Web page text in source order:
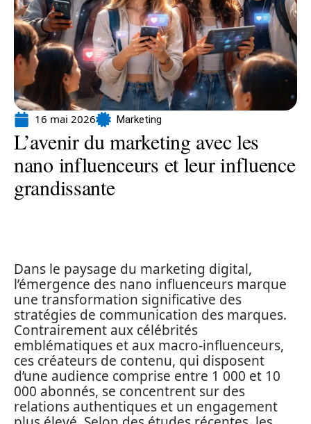
16 mai 2026 Marketing
L’avenir du marketing avec les
nano influenceurs et leur influence
grandissante
Dans le paysage du marketing digital,
l’émergence des nano influenceurs marque
une transformation significative des
stratégies de communication des marques.
Contrairement aux célébrités
emblématiques et aux macro-influenceurs,
ces créateurs de contenu, qui disposent
d’une audience comprise entre 1 000 et 10
000 abonnés, se concentrent sur des
relations authentiques et un engagement